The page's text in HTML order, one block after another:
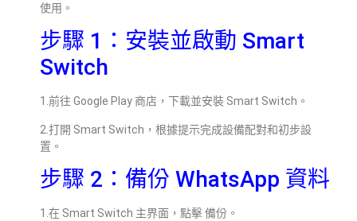
使用。
步驟 1：安裝並啟動 Smart
Switch
1.前往 Google Play 商店，下載並安裝 Smart Switch。
2.打開 Smart Switch，根據提示完成設備配對和初步設
置。
步驟 2：備份 WhatsApp 資料
1.在 Smart Switch 主界面，點擊 備份。